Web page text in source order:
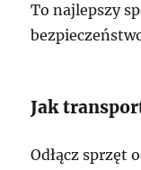
To najlepszy
Jak
Odłącz sprzęt